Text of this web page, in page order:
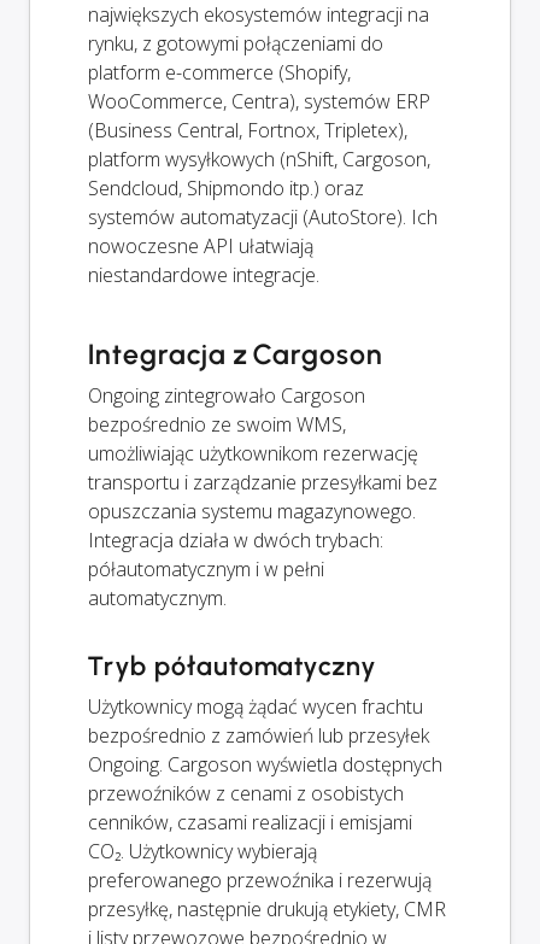
największych ekosystemów integracji na
rynku, z gotowymi połączeniami do
platform e-commerce (Shopify,
WooCommerce, Centra), systemów ERP
(Business Central, Fortnox, Tripletex),
platform wysyłkowych (nShift, Cargoson,
Sendcloud, Shipmondo itp.) oraz
systemów automatyzacji (AutoStore). Ich
nowoczesne API ułatwiają
niestandardowe integracje.
Integracja z Cargoson
Ongoing zintegrowało Cargoson
bezpośrednio ze swoim WMS,
umożliwiając użytkownikom rezerwację
transportu i zarządzanie przesyłkami bez
opuszczania systemu magazynowego.
Integracja działa w dwóch trybach:
półautomatycznym i w pełni
automatycznym.
Tryb półautomatyczny
Użytkownicy mogą żądać wycen frachtu
bezpośrednio z zamówień lub przesyłek
Ongoing. Cargoson wyświetla dostępnych
przewoźników z cenami z osobistych
cenników, czasami realizacji i emisjami
CO₂. Użytkownicy wybierają
preferowanego przewoźnika i rezerwują
przesyłkę, następnie drukują etykiety, CMR
i listy przewozowe bezpośrednio w